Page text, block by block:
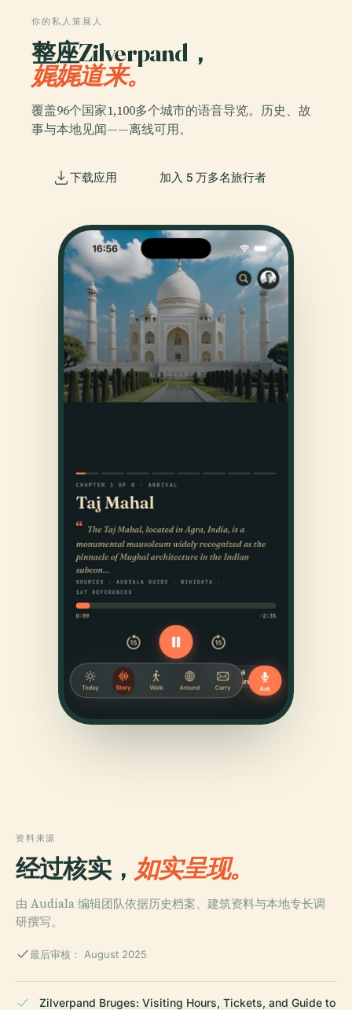
你的私人策展人
整座Zilverpand，
娓娓道来。
覆盖96个国家1,100多个城市的语音导览。历史、故
事与本地见闻——离线可用。
下载应用 加入 5 万多名旅行者
资料来源
经过核实， 如实呈现。
由 Audiala 编辑团队依据历史档案、建筑资料与本地专长调
研撰写。
最后审核： August 2025
Zilverpand Bruges: Visiting Hours, Tickets, and Guide to